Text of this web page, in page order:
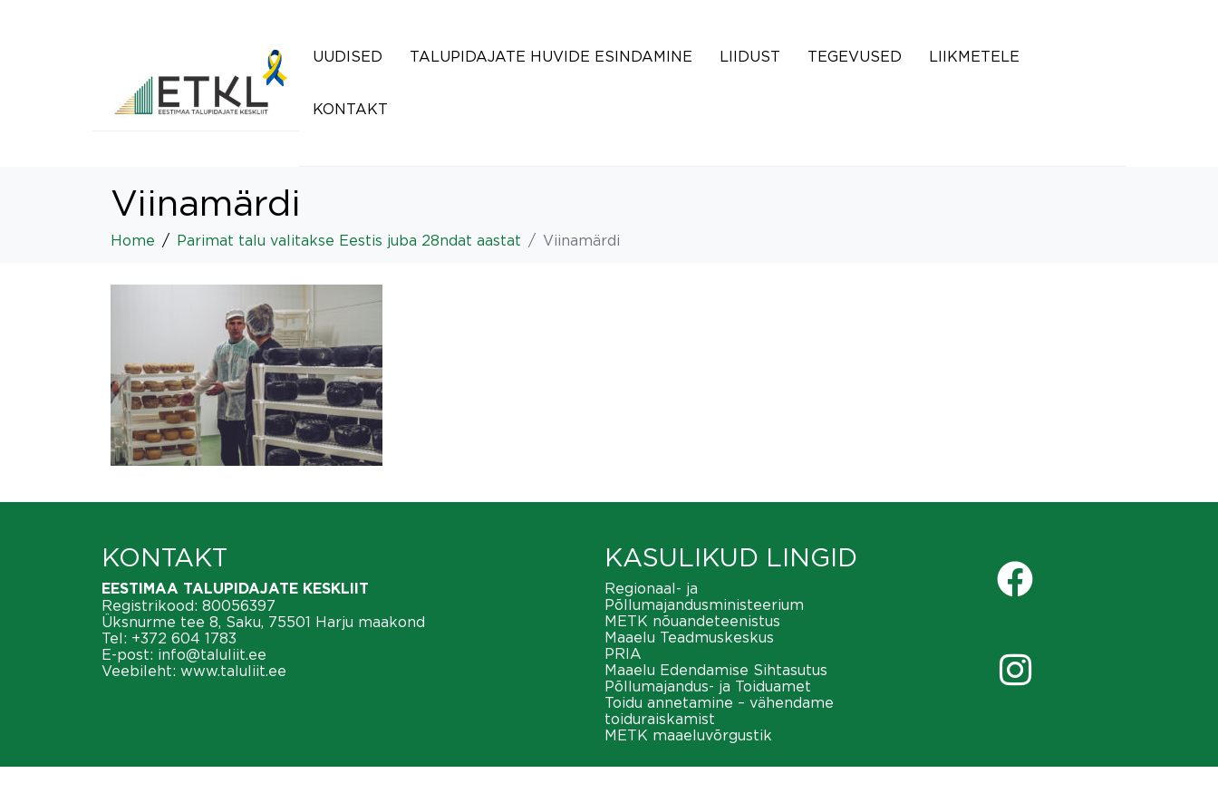
UUDISED TALUPIDAJATE HUVIDE ESINDAMINE LIIDUST TEGEVUSED LIIKMETELE
KONTAKT
Viinamärdi
Home Parimat talu valitakse Eestis juba 28ndat aastat Viinamärdi
KONTAKT
EESTIMAA TALUPIDAJATE KESKLIIT
Registrikood: 80056397
Üksnurme tee 8, Saku, 75501 Harju maakond
Tel: +372 604 1783
E-post: info@taluliit.ee
Veebileht: www.taluliit.ee
KASULIKUD LINGID
Regionaal- ja
Põllumajandusministeerium
METK nõuandeteenistus
Maaelu Teadmuskeskus
PRIA
Maaelu Edendamise Sihtasutus
Põllumajandus- ja Toiduamet
Toidu annetamine – vähendame
toiduraiskamist
METK maaeluvõrgustik